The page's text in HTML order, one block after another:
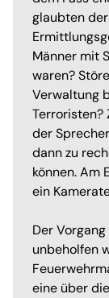
glaubten
Männer mit
waren?
Verwaltung
Terroristen?
der
dann zu
können. Am
ein
Der
unbeholfen
eine über